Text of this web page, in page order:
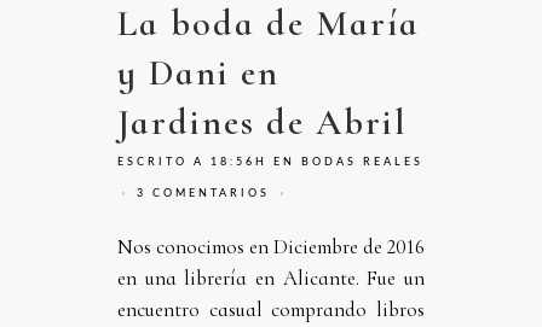
La boda de María
y Dani en
Jardines de Abril
ESCRITO A 18:56H EN BODAS REALES
3 COMENTARIOS
Nos conocimos en Diciembre de 2016
en una librería en Alicante. Fue un
encuentro casual comprando libros